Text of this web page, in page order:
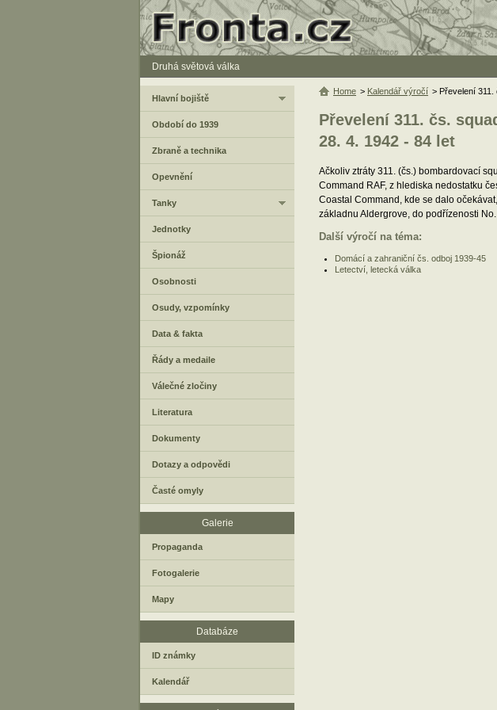
Druhá světová válka
Převelení 311. čs.
28. 4. 1942 - 84 let
Ačkoliv ztráty 311. (čs.) bombardovací
Command RAF, z hlediska nedostatku
Coastal Command, kde se dalo
základnu Aldergrove, do podřízenosti
Další výročí na téma:
Domácí a zahraniční čs. odboj 1939-45
Letectví, letecká válka
Home > Kalendář výročí > Převelení
Hlavní bojiště
Období do 1939
Zbraně a technika
Opevnění
Tanky
Jednotky
Špionáž
Osobnosti
Osudy, vzpomínky
Data & fakta
Řády a medaile
Válečné zločiny
Literatura
Dokumenty
Dotazy a odpovědi
Časté omyly
Galerie
Propaganda
Fotogalerie
Mapy
Databáze
ID známky
Kalendář